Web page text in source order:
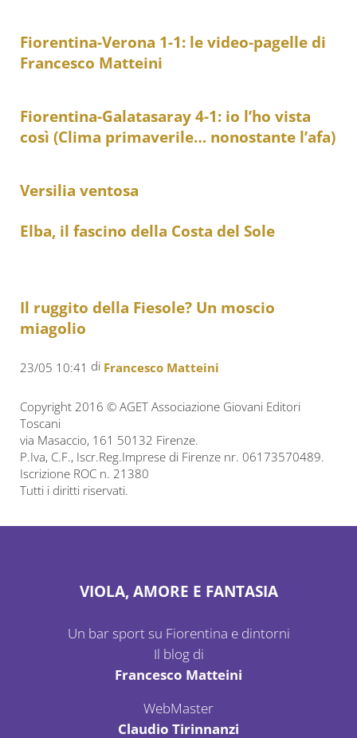
Fiorentina-Verona 1-1: le video-pagelle di
Francesco Matteini
Fiorentina-Galatasaray 4-1: io l’ho vista
così (Clima primaverile… nonostante l’afa)
Versilia ventosa
Elba, il fascino della Costa del Sole
Il ruggito della Fiesole? Un moscio
miagolio
23/05 10:41 di Francesco Matteini
Copyright 2016 © AGET Associazione Giovani Editori
Toscani
via Masaccio, 161 50132 Firenze.
P.Iva, C.F., Iscr.Reg.Imprese di Firenze nr. 06173570489.
Iscrizione ROC n. 21380
Tutti i diritti riservati.
VIOLA, AMORE E FANTASIA
Un bar sport su Fiorentina e dintorni
Il blog di
Francesco Matteini
WebMaster
Claudio Tirinnanzi